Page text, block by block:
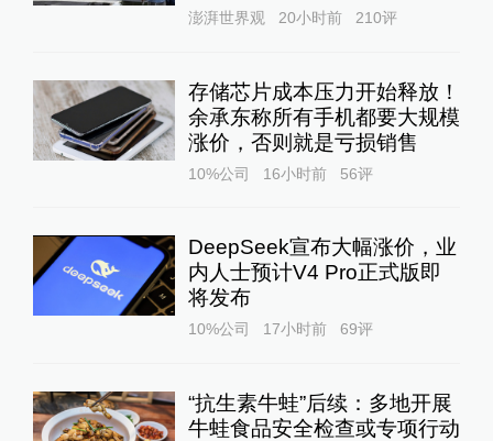
澎湃世界观 20小时前 210评
存储芯片成本压力开始释放！
余承东称所有手机都要大规模
涨价，否则就是亏损销售
10%公司 16小时前 56评
DeepSeek宣布大幅涨价，业
内人士预计V4 Pro正式版即
将发布
10%公司 17小时前 69评
“抗生素牛蛙”后续：多地开展
牛蛙食品安全检查或专项行动